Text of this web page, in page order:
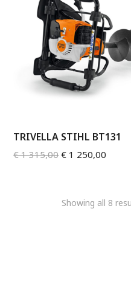
TRIVELLA STIHL BT131
€1 315,00 € 1 250,00
Showing all 8